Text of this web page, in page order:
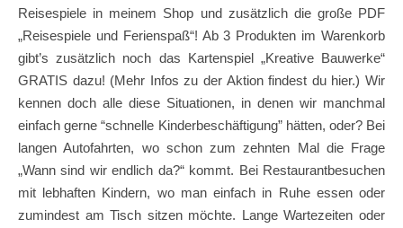
Reisespiele in meinem Shop und zusätzlich die große PDF
„Reisespiele und Ferienspaß“! Ab 3 Produkten im Warenkorb
gibt’s zusätzlich noch das Kartenspiel „Kreative Bauwerke“
GRATIS dazu! (Mehr Infos zu der Aktion findest du hier.) Wir
kennen doch alle diese Situationen, in denen wir manchmal
einfach gerne “schnelle Kinderbeschäftigung” hätten, oder? Bei
langen Autofahrten, wo schon zum zehnten Mal die Frage
„Wann sind wir endlich da?“ kommt. Bei Restaurantbesuchen
mit lebhaften Kindern, wo man einfach in Ruhe essen oder
zumindest am Tisch sitzen möchte. Lange Wartezeiten oder